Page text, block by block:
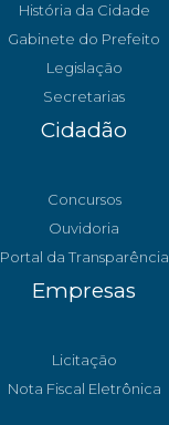
História da Cidade
Gabinete do Prefeito
Legislação
Secretarias
Cidadão
Concursos
Ouvidoria
Portal da Transparência
Empresas
Licitação
Nota Fiscal Eletrônica